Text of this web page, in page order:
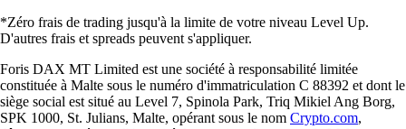
*Zéro frais de trading jusqu'à la limite de votre niveau Level Up.
D'autres frais et spreads peuvent s'appliquer.
Foris DAX MT Limited est une société à responsabilité limitée
constituée à Malte sous le numéro d'immatriculation C 88392 et dont le
siège social est situé au Level 7, Spinola Park, Triq Mikiel Ang Borg,
SPK 1000, St. Julians, Malte, opérant sous le nom Crypto.com,